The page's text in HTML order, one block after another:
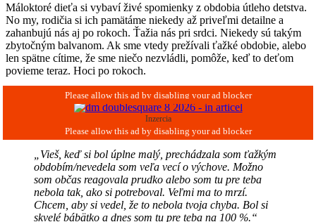
Máloktoré dieťa si vybaví živé spomienky z obdobia útleho detstva.
No my, rodičia si ich pamätáme niekedy až priveľmi detailne a
zahanbujú nás aj po rokoch. Ťažia nás pri srdci. Niekedy sú takým
zbytočným balvanom. Ak sme vtedy prežívali ťažké obdobie, alebo
len spätne cítime, že sme niečo nezvládli, pomôže, keď to deťom
povieme teraz. Hoci po rokoch.
Inzercia
„Vieš, keď si bol úplne malý, prechádzala som ťažkým
obdobím/nevedela som veľa vecí o výchove. Možno
som občas reagovala prudko alebo som tu pre teba
nebola tak, ako si potreboval. Veľmi ma to mrzí.
Chcem, aby si vedel, že to nebola tvoja chyba. Bol si
skvelé bábätko a dnes som tu pre teba na 100 %.“